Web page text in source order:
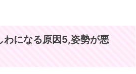
わになる原因5,姿勢が悪